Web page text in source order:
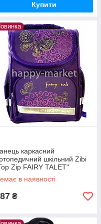
Купити
каркасний
шкільний Zibi
Zip FAIRY TALET"
ж
в наявності
₴